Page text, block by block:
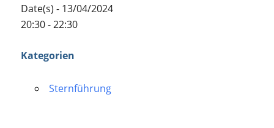
Date(s) - 13/04/2024
20:30 - 22:30
Kategorien
Sternführung